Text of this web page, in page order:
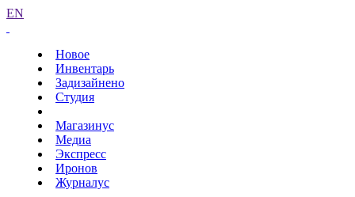
EN
Новое
Инвентарь
Задизайнено
Студия
Магазинус
Медиа
Экспресс
Иронов
Журналус